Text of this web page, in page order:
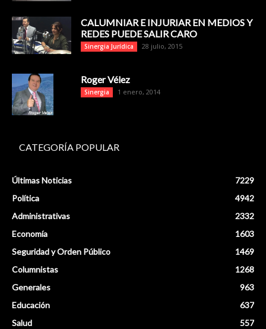
CALUMNIAR E INJURIAR EN MEDIOS Y
REDES PUEDE SALIR CARO
Sinergia Jurídica 28 julio, 2015
Roger Vélez
Sinergia 1 enero, 2014
CATEGORÍA POPULAR
Últimas Noticias
7229
Política
4942
Administrativas
2332
Economía
1603
Seguridad y Orden Público
1469
Columnistas
1268
Generales
963
Educación
637
Salud
557